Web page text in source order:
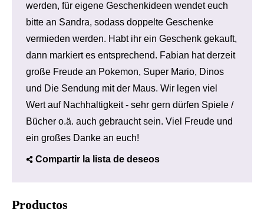
werden, für eigene Geschenkideen wendet euch
bitte an Sandra, sodass doppelte Geschenke
vermieden werden. Habt ihr ein Geschenk gekauft,
dann markiert es entsprechend. Fabian hat derzeit
große Freude an Pokemon, Super Mario, Dinos
und Die Sendung mit der Maus. Wir legen viel
Wert auf Nachhaltigkeit - sehr gern dürfen Spiele /
Bücher o.ä. auch gebraucht sein. Viel Freude und
ein großes Danke an euch!
Compartir la lista de deseos
Productos